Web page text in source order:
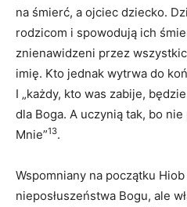
na śmierć, a ojciec dziecko.
rodzicom i spowodują ich
znienawidzeni przez
imię. Kto jednak wytrwa do
I „każdy, kto was zabije, będzie
dla Boga. A uczynią tak, bo
Mnie”13.
Wspomniany na początku
nieposłuszeństwa Bogu, ale